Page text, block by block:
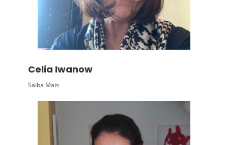
Celia Iwanow
Saiba Mais